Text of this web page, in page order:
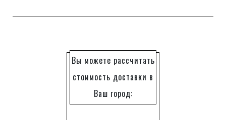
Вы можете рассчитать
стоимость доставки в
Ваш город: